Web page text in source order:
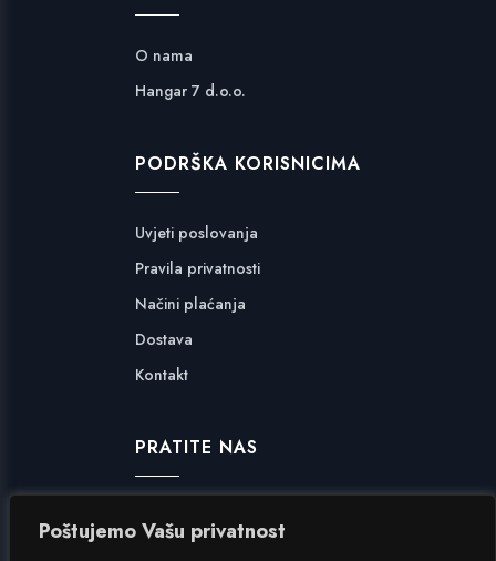
Poštujemo Vašu privatnost
O nama
Hangar 7 d.o.o.
PODRŠKA KORISNICIMA
Uvjeti poslovanja
Pravila privatnosti
Načini plaćanja
Dostava
Kontakt
PRATITE NAS